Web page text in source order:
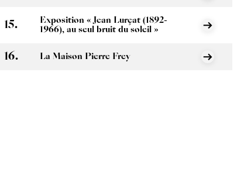
Exposition « Jean Lurçat (1892-
1966), au seul bruit du soleil »
La Maison Pierre Frey